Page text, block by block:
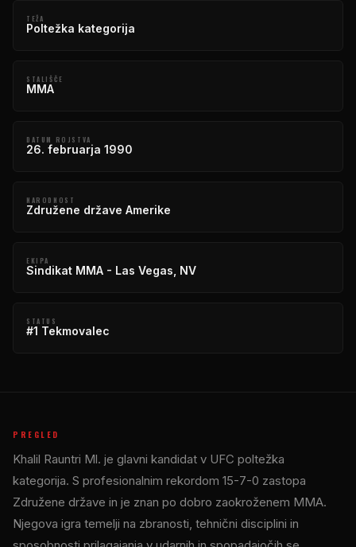
TEŽA
Poltežka kategorija
STALIŠČE
MMA
DATUM ROJSTVA
26. februarja 1990
NARODNOST
Združene države Amerike
EKIPA
Sindikat MMA - Las Vegas, NV
STATUS
#1 Tekmovalec
PREGLED
Khalil Rauntri Ml. je glavni kandidat v UFC poltežka
kategorija. S profesionalnim rekordom 15-7-0 zastopa
Združene države in je znan po dobro zaokroženem MMA.
Njegova igra temelji na zbranosti, tehnični disciplini in